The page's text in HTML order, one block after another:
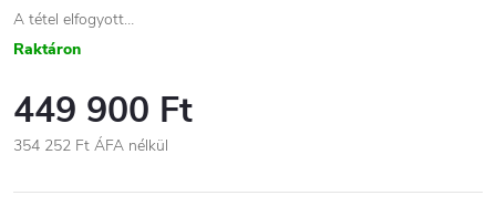
A tétel elfogyott…
Raktáron
449 900 Ft
354 252 Ft ÁFA nélkül